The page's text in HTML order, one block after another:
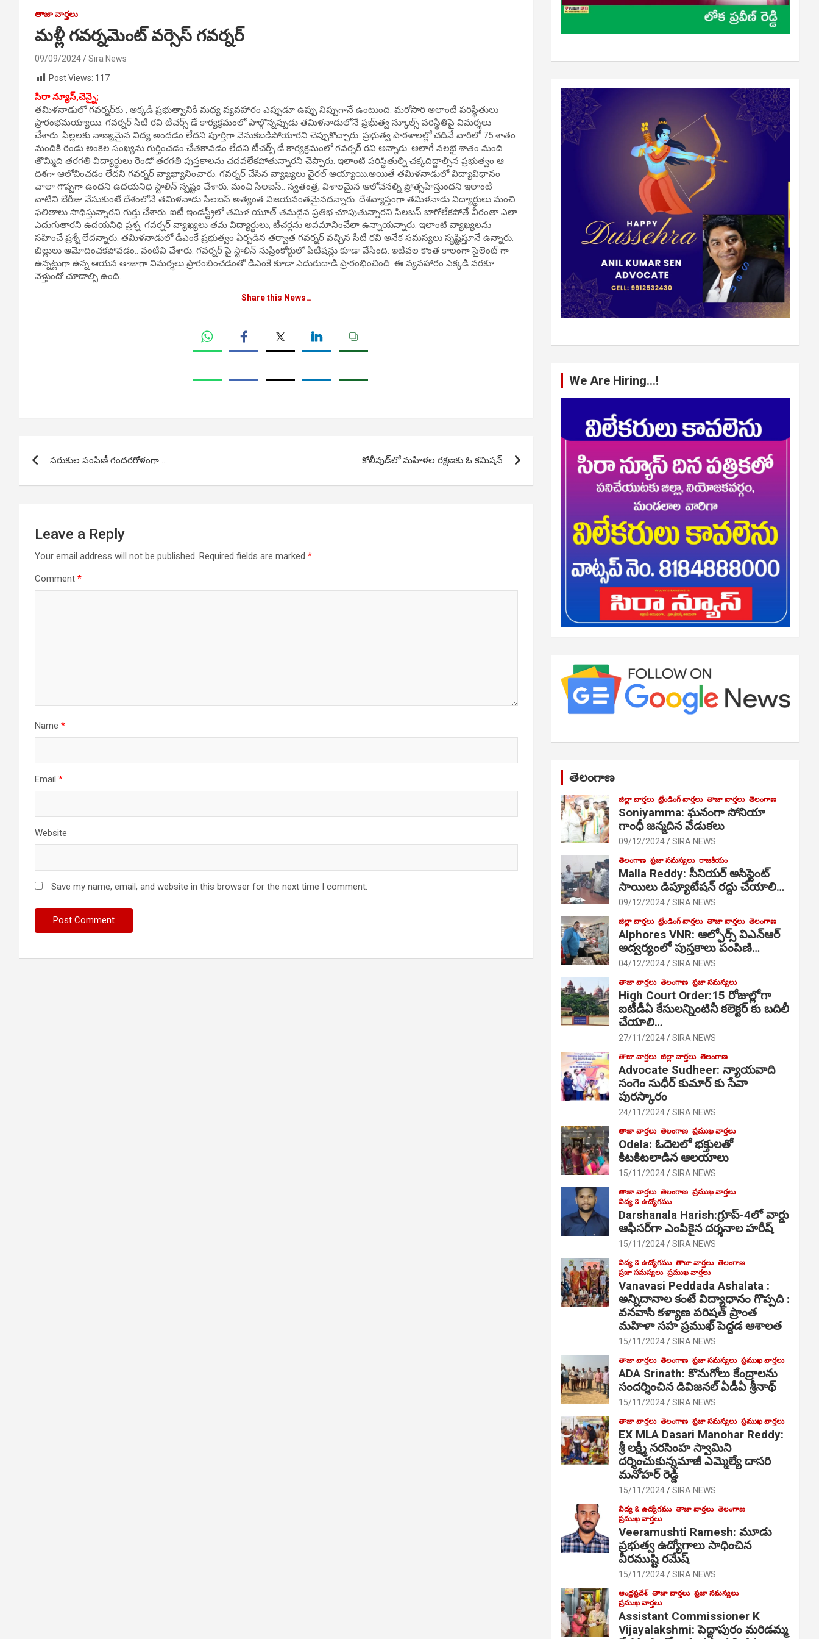
తాజా వార్తలు
మళ్లీ గవర్నమెంట్ వర్సెస్ గవర్నర్
09/09/2024
Sira News
Post Views: 117
సిరా న్యూస్,చెన్నై;
తమిళనాడులో గవర్నర్‌కు , అక్కడి ప్రభుత్వానికి మధ్య వ్యవహారం ఎప్పుడూ ఉప్పు నిప్పుగానే ఉంటుంది. మరోసారి అలాంటి పరిస్థితులు
ప్రారంభమయ్యాయి. గవర్నర్ సీటీ రవి టీచర్స్ డే కార్యక్రమంలో పాల్గొన్నప్పుడు తమిళనాడులోనే ప్రభు్త్వ స్కూల్స్ పరిస్థితిపై విమర్శలు
చేశారు. పిల్లలకు నాణ్యమైన విద్య అందడం లేదని పూర్తిగా వెనుకబడిపోయారని చెప్పుకొచ్చారు. ప్రభుత్వ పాఠశాలల్లో చదివే వారిలో 75 శాతం
మందికి రెండు అంకెల సంఖ్యను గుర్తించడం చేతకావడం లేదని టీచర్స్ డే కార్యక్రమంలో గవర్నర్ రవి అన్నారు. అలాగే నలభై శాతం మంది
తొమ్మిది తరగతి విద్యార్థులు రెండో తరగతి పుస్తకాలను చదవలేకపోతున్నారని చెప్పారు. ఇలాంటి పరిస్థితుల్ని చక్కదిద్దాల్సిన ప్రభుత్వం ఆ
దిశగా ఆలోచించడం లేదని గవర్నర్ వ్యాఖ్యానించారు. గవర్నర్ చేసిన వ్యాఖ్యలు వైరల్ అయ్యాయి.అయితే తమిళనాడులో విద్యావిధానం
చాలా గొప్పగా ఉందని ఉదయనిధి స్టాలిన్ స్పష్టం చేశారు. మంచి సిలబస్.. స్వతంత్ర, విశాలమైన ఆలోచనల్ని ప్రోత్సహిస్తుందని ఇలాంటి
వాటిని బేరీజు వేసుకుంటే దేశంలోనే తమిళనాడు సిలబస్ అత్యంత విజయవంతమైనదన్నారు. దేశవ్యాప్తంగా తమిళనాడు విద్యార్థులు మంచి
ఫలితాలు సాధిస్తున్నారని గుర్తు చేశారు. ఐటీ ఇండస్ట్రీలో తమిళ యూత్ తమదైన ప్రతిభ చూపుతున్నారని సిలబస్ బాగోలేకపోతే వీరంతా ఎలా
ఎదుగుతారని ఉదయనిధి ప్రశ్న. గవర్నర్ వ్యాఖ్యలు తమ విద్యార్థులు, టీచర్లను అవమానించేలా ఉన్నాయన్నారు. ఇలాంటి వ్యాఖ్యలను
సహించే ప్రశ్నే లేదన్నారు. తమిళనాడులో డీఎంకే ప్రభుత్వం ఏర్పడిన తర్వాత గవర్నర్ వచ్చిన సీటీ రవి అనేక సమస్యలు సృష్టిస్తూనే ఉన్నారు.
బిల్లులు ఆమోదించకపోవడం.. వంటివి చేశారు. గవర్నర్ పై స్టాలిన్ సుప్రీంకోర్టులో పిటిషన్లు కూడా వేసింది. ఇటీవల కొంత కాలంగా సైలెంట్ గా
ఉన్నట్లుగా ఉన్న ఆయన తాజాగా విమర్శలు ప్రారంబించడంతో డీఎంకే కూడా ఎదురుదాడి ప్రారంభించింది. ఈ వ్యవహారం ఎక్కడి వరకూ
వెళ్తుందో చూడాల్సి ఉంది.
Share this News…
navigation
సరుకుల పంపిణీ గందరగోళంగా .. కోలీవుడ్‌లో మహిళల రక్షణకు ఓ కమిషన్‌
Leave a Reply
Your email address will not be published. Required fields are marked *
Comment *
Name *
Email *
Website
Save my name, email, and website in this browser for the next time I comment.
We Are Hiring…!
తెలంగాణ
జిల్లా వార్తలు ట్రేండింగ్ వార్తలు తాజా వార్తలు తెలంగాణ
Soniyamma: ఘ‌నంగా సోనియా
గాంధీ జ‌న్మ‌దిన వేడుక‌లు
09/12/2024 SIRA NEWS
తెలంగాణ ప్రజా సమస్యలు రాజకీయం
Malla Reddy: సీనియర్ అసిస్టెంట్
సాయిలు డిప్యూటేషన్ రద్దు చేయాలి…
09/12/2024 SIRA NEWS
జిల్లా వార్తలు ట్రేండింగ్ వార్తలు తాజా వార్తలు తెలంగాణ
Alphores VNR: ఆల్ఫోర్స్ విఎన్ఆర్
అద్వర్యంలో పుస్తకాలు పంపిణి…
04/12/2024 SIRA NEWS
తాజా వార్తలు తెలంగాణ ప్రజా సమస్యలు
High Court Order:15 రోజుల్లోగా
ఐటీడీఏ కేసులన్నింటినీ కలెక్టర్ కు బదిలీ
చేయాలి…
27/11/2024 SIRA NEWS
తాజా వార్తలు జిల్లా వార్తలు తెలంగాణ
Advocate Sudheer: న్యాయవాది
సంగెం సుధీర్ కుమార్ కు సేవా
పురస్కారం
24/11/2024 SIRA NEWS
తాజా వార్తలు తెలంగాణ ప్రముఖ వార్తలు
Odela: ఓదెల‌లో భక్తులతో
కిటకిటలాడిన ఆల‌యాలు
15/11/2024 SIRA NEWS
తాజా వార్తలు తెలంగాణ ప్రముఖ వార్తలు
విద్య & ఉద్యోగము
Darshanala Harish:గ్రూప్-4లో వార్డు
ఆఫీసర్‌గా ఎంపికైన దర్శనాల హరీష్
15/11/2024 SIRA NEWS
విద్య & ఉద్యోగము తాజా వార్తలు తెలంగాణ
ప్రజా సమస్యలు ప్రముఖ వార్తలు
Vanavasi Peddada Ashalata :
అన్నిదానాల కంటే విద్యాధానం గొప్పది :
వనవాసి కళ్యాణ పరిషత్ ప్రాంత
మహిళా సహ ప్రముఖ్ పెద్దడ ఆశాలత
15/11/2024 SIRA NEWS
తాజా వార్తలు తెలంగాణ ప్రజా సమస్యలు ప్రముఖ వార్తలు
ADA Srinath: కొనుగోలు కేంద్రాల‌ను
సంద‌ర్శించిన డివిజనల్ ఏడీఏ శ్రీనాథ్
15/11/2024 SIRA NEWS
తాజా వార్తలు తెలంగాణ ప్రజా సమస్యలు ప్రముఖ వార్తలు
EX MLA Dasari Manohar Reddy:
శ్రీ లక్ష్మీ నరసింహ స్వామిని
దర్శించుకున్నమాజీ ఎమ్మెల్యే దాసరి
మనోహర్ రెడ్డి
15/11/2024 SIRA NEWS
విద్య & ఉద్యోగము తాజా వార్తలు తెలంగాణ
ప్రముఖ వార్తలు
Veeramushti Ramesh: మూడు
ప్రభుత్వ ఉద్యోగాలు సాధించిన
వీరముష్టి రమేష్
15/11/2024 SIRA NEWS
ఆంధ్రప్రదేశ్ తాజా వార్తలు ప్రజా సమస్యలు
ప్రముఖ వార్తలు
Assistant Commissioner K
Vijayalakshmi: పెద్దాపురం మరిడమ్మ